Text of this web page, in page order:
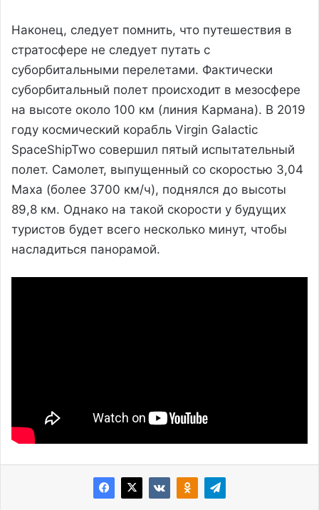
Наконец, следует помнить, что путешествия в
стратосфере не следует путать с
суборбитальными перелетами. Фактически
суборбитальный полет происходит в мезосфере
на высоте около 100 км (линия Кармана). В 2019
году космический корабль Virgin Galactic
SpaceShipTwo совершил пятый испытательный
полет. Самолет, выпущенный со скоростью 3,04
Маха (более 3700 км/ч), поднялся до высоты
89,8 км. Однако на такой скорости у будущих
туристов будет всего несколько минут, чтобы
насладиться панорамой.